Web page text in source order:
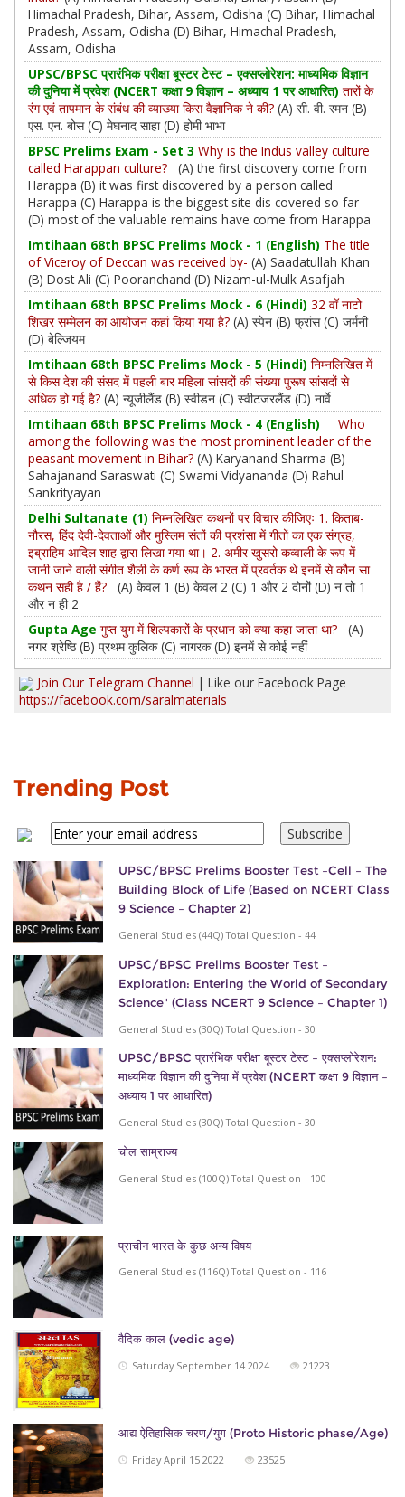
Himachal Pradesh, Bihar, Assam, Odisha (C) Bihar, Himachal
Pradesh, Assam, Odisha (D) Bihar, Himachal Pradesh,
Assam, Odisha
UPSC/BPSC प्रारंभिक परीक्षा बूस्टर टेस्ट – एक्सप्लोरेशन: माध्यमिक विज्ञान
की दुनिया में प्रवेश (NCERT कक्षा 9 विज्ञान – अध्याय 1 पर आधारित) तारों के
रंग एवं तापमान के संबंध की व्याख्या किस वैज्ञानिक ने की? (A) सी. वी. रमन (B)
एस. एन. बोस (C) मेघनाद साहा (D) होमी भाभा
BPSC Prelims Exam - Set 3 Why is the Indus valley culture
called Harappan culture? (A) the first discovery come from
Harappa (B) it was first discovered by a person called
Harappa (C) Harappa is the biggest site dis covered so far
(D) most of the valuable remains have come from Harappa
Imtihaan 68th BPSC Prelims Mock - 1 (English) The title
of Viceroy of Deccan was received by- (A) Saadatullah Khan
(B) Dost Ali (C) Pooranchand (D) Nizam-ul-Mulk Asafjah
Imtihaan 68th BPSC Prelims Mock - 6 (Hindi) 32 वॉ नाटो
शिखर सम्मेलन का आयोजन कहां किया गया है? (A) स्पेन (B) फ्रांस (C) जर्मनी
(D) बेल्जियम
Imtihaan 68th BPSC Prelims Mock - 5 (Hindi) निम्नलिखित में
से किस देश की संसद में पहली बार महिला सांसदों की संख्या पुरूष सांसदों से
अधिक हो गई है? (A) न्यूजीलैंड (B) स्वीडन (C) स्वीटजरलैंड (D) नार्वे
Imtihaan 68th BPSC Prelims Mock - 4 (English)
Who
among the following was the most prominent leader of the
peasant movement in Bihar? (A) Karyanand Sharma (B)
Sahajanand Saraswati (C) Swami Vidyananda (D) Rahul
Sankrityayan
Delhi Sultanate (1) निम्नलिखित कथनों पर विचार कीजिएः 1. किताब-
नौरस, हिंद देवी-देवताओं और मुस्लिम संतों की प्रशंसा में गीतों का एक संग्रह,
इब्राहिम आदिल शाह द्वारा लिखा गया था। 2. अमीर खुसरो कव्वाली के रूप में
जानी जाने वाली संगीत शैली के कर्ण रूप के भारत में प्रवर्तक थे इनमें से कौन सा
कथन सही है / हैं? (A) केवल 1 (B) केवल 2 (C) 1 और 2 दोनों (D) न तो 1
और न ही 2
Gupta Age गुप्त युग में शिल्पकारों के प्रधान को क्या कहा जाता था? (A)
नगर श्रेष्ठि (B) प्रथम कुलिक (C) नागरक (D) इनमें से कोई नहीं
Join Our Telegram Channel | Like our Facebook Page
https://facebook.com/saralmaterials
Trending Post
UPSC/BPSC Prelims Booster Test –Cell – The
Building Block of Life (Based on NCERT Class
9 Science – Chapter 2)
General Studies (44Q) Total Question - 44
UPSC/BPSC Prelims Booster Test –
Exploration: Entering the World of Secondary
Science" (Class NCERT 9 Science – Chapter 1)
General Studies (30Q) Total Question - 30
UPSC/BPSC प्रारंभिक परीक्षा बूस्टर टेस्ट – एक्सप्लोरेशन:
माध्यमिक विज्ञान की दुनिया में प्रवेश (NCERT कक्षा 9 विज्ञान –
अध्याय 1 पर आधारित)
General Studies (30Q) Total Question - 30
चोल साम्राज्य
General Studies (100Q) Total Question - 100
प्राचीन भारत के कुछ अन्य विषय
General Studies (116Q) Total Question - 116
वैदिक काल (vedic age)
Saturday September 14 2024
21223
आद्य ऐतिहासिक चरण/युग (Proto Historic phase/Age)
Friday April 15 2022
23525